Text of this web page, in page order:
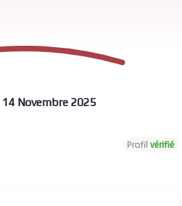
14 Novembre 2025
Profil vérifié